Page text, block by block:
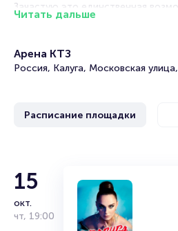
Зачастую это единственная
на юмористическое шоу.
Новогоднее»
Среднее время на покупку билета
есть в наличии.
Полезные ссылки
Читать дальше
Арена КТЗ
Россия, Калуга, Московская
Расписание площадки
Дмитрий
15
окт.
чт, 19:00